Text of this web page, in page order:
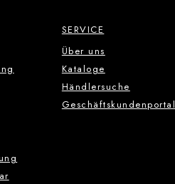
SERVICE
Über uns
Kataloge
Händlersuche
Geschäftskundenportal